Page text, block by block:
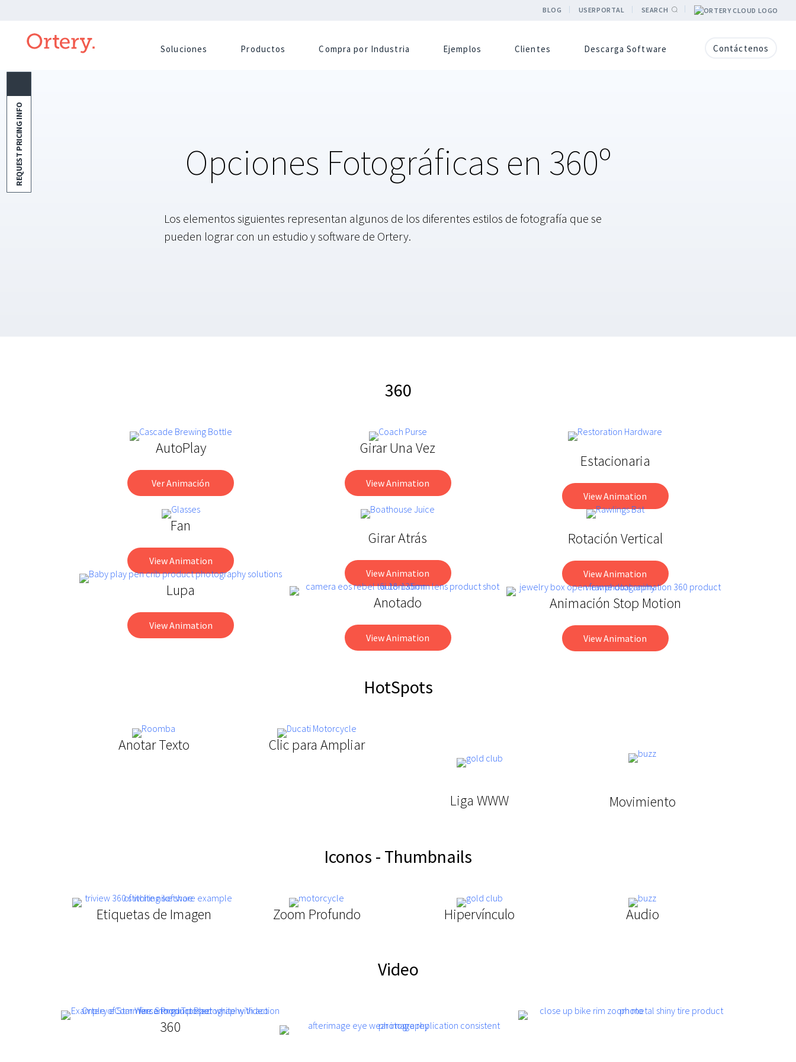
BLOG USERPORTAL SEARCH
Soluciones Productos Compra por Industria Ejemplos Clientes Descarga Software Contáctenos
Opciones Fotográficas en 360º
Los elementos siguientes representan algunos de los diferentes estilos de fotografía que se
pueden lograr con un estudio y software de Ortery.
360
AutoPlay
Ver Animación
Girar Una Vez
View Animation
Estacionaria
View Animation
Fan
View Animation
Lupa
View Animation
Girar Atrás
View Animation
Anotado
View Animation
Rotación Vertical
View Animation
Animación Stop Motion
View Animation
HotSpots
Anotar Texto Clic para Ampliar
Liga WWW Movimiento
Iconos - Thumbnails
Etiquetas de Imagen Zoom Profundo Hipervínculo Audio
Video
360
REQUEST PRICING INFO